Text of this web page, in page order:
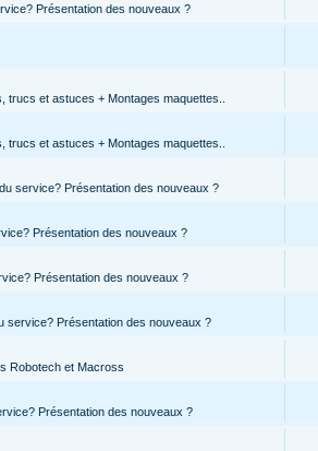
Présentation des nouveaux ?
trucs et astuces + Montages maquettes..
trucs et astuces + Montages maquettes..
service? Présentation des nouveaux ?
Présentation des nouveaux ?
Présentation des nouveaux ?
service? Présentation des nouveaux ?
Robotech et Macross
Présentation des nouveaux ?